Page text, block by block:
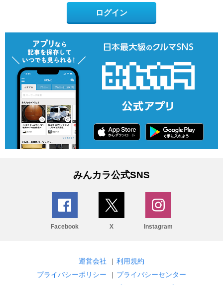
ログイン
みんカラ公式SNS
Facebook X Instagram
運営会社 | 利用規約
プライバシーポリシー
| プライバシーセンター